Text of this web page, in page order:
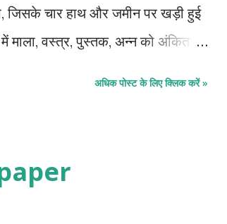
जिसके चार हाथ और जमीन पर खड़ी हुई
माला, वस्त्र, पुस्तक, अन्न को अंकित
आकार 10.5x6 इंच संग्रह
अधिक पोस्ट के लिए क्लिक करें »